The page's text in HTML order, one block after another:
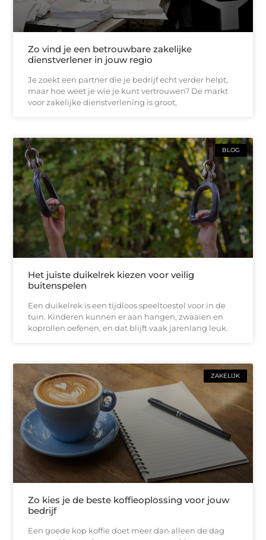
Zo vind je een betrouwbare zakelijke
dienstverlener in jouw regio
Je zoekt een partner die je bedrijf echt verder helpt,
maar hoe weet je wie je kunt vertrouwen? De markt
voor zakelijke dienstverlening is groot,
BLOG
Het juiste duikelrek kiezen voor veilig
buitenspelen
Een duikelrek is een tijdloos speeltoestel voor in de
tuin. Kinderen kunnen er aan hangen, zwaaien en
koprollen oefenen, en dat blijft vaak jarenlang leuk.
ZAKELIJK
Zo kies je de beste koffieoplossing voor jouw
bedrijf
Een goede kop koffie doet meer dan alleen de dag